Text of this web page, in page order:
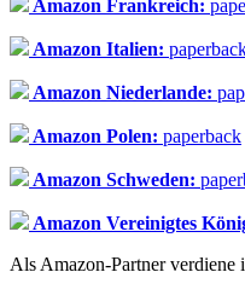
Amazon Frankreich:
Amazon Italien:
Amazon Niederlande:
Amazon Polen: paperback
Amazon Schweden:
Amazon Vereinigtes
Als Amazon-Partner